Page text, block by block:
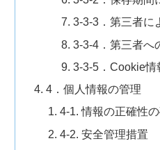
3-3-3．第三者に
3-3-4．第三者へ
3-3-5．Cookie情
4．個人情報の管理
4-1. 情報の正確性
4-2. 安全管理措置